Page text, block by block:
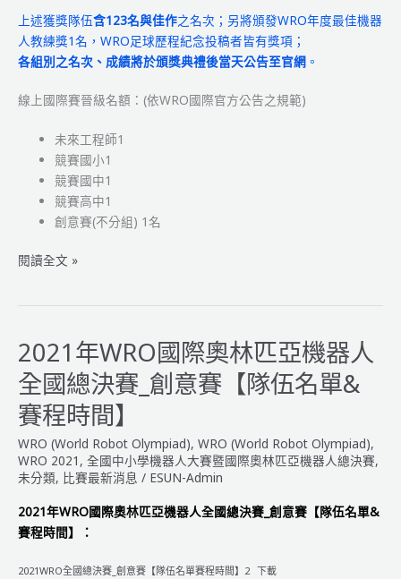
伍
&
晉
級
隊
績】
上述獲獎隊伍含123名與佳作之名次；另將頒發WRO年度最佳機器
人教練獎1名，WRO足球歷程紀念投稿者皆有獎項；
各組別之名次、成績將於頒獎典禮後當天公告至官網 。
線上國際賽晉級名額：(依WRO國際官方公告之規範)
未來工程師1
競賽國小1
競賽國中1
競賽高中1
創意賽(不分組) 1名
2021
全
國
總
決
賽
_
獲
獎
隊
伍
年
閱讀全文 »
2021年WRO國際奧林匹亞機器人
全國總決賽_創意賽【隊伍名單&
賽程時間】
WRO (World Robot Olympiad), WRO (World Robot Olympiad),
WRO 2021 , 全國中小學機器人大賽暨國際奧林匹亞機器人總決賽,
未分類, 比賽最新消息 / ESUN-Admin
2021年WRO國際奧林匹亞機器人全國總決賽_創意賽【隊伍名單&
賽程時間】：
2021WRO全國總決賽_創意賽【隊伍名單賽程時間】2 下載